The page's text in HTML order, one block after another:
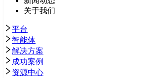
关于我们
平台
智能体
解决方案
成功案例
资源中心